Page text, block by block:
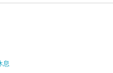
息